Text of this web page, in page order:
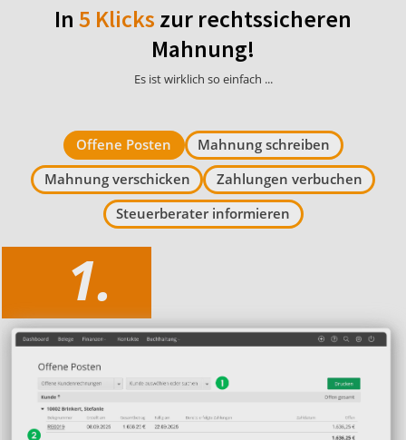
In 5 Klicks zur rechtssicheren
Mahnung!
Es ist wirklich so einfach ...
Offene Posten
Mahnung schreiben
Mahnung verschicken
Zahlungen verbuchen
Steuerberater informieren
1.